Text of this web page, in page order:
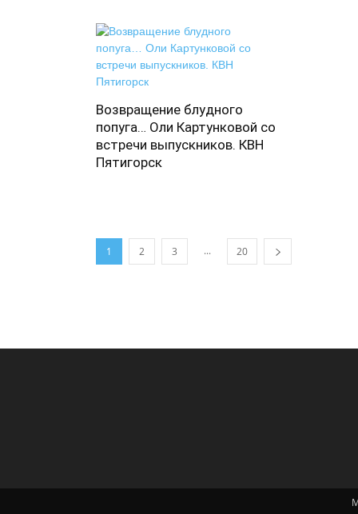
Возвращение блудного
попуга… Оли Картунковой со
встречи выпускников. КВН
Пятигорск
1 2 3 ... 20